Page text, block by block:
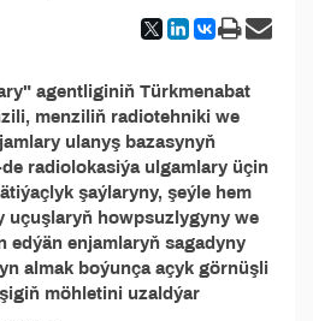
agentliginiň Türkmenabat
menziliň radiotehniki we
ulanyş bazasynyň
radiolokasiýa ulgamlary üçin
şaýlaryny, şeýle hem
uçuşlaryň howpsuzlygyny we
edýän enjamlaryň sagadyny
almak boýunça açyk görnüşli
möhletini uzaldýar